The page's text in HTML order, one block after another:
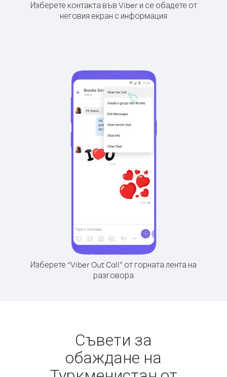
Изберете контакта във Viber и се обадете от
неговия екран с информация
Изберете “Viber Out Call” от горната лента на
разговора
Съвети за
обаждане на